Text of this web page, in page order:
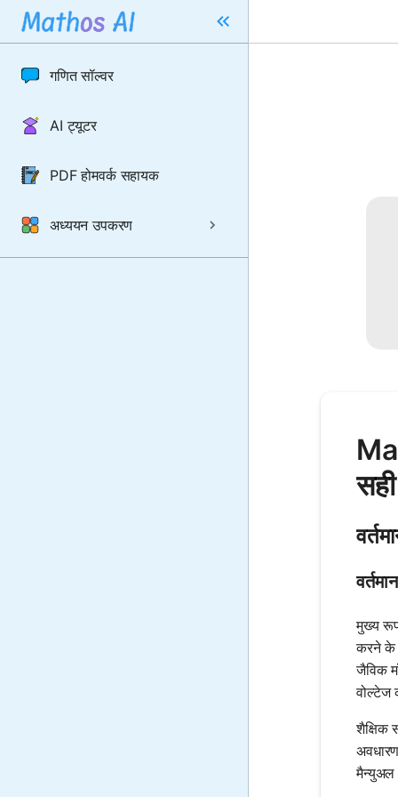
गणित सॉल्वर
AI ट्यूटर
PDF होमवर्क सहायक
अध्ययन उपकरण
मुख्य रूप
करने के
जैविक
वोल्टेज
शैक्षिक
मैन्युअल